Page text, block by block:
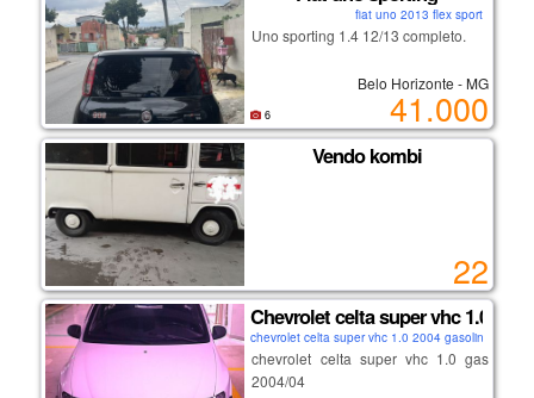
câmbio cvt imparável, trocas suaves
e consumo baixo.
computador de bordo, modo eco.
rodas de liga, ajuste de bancos,
multimídia e muito mais...
oportunidade de adquirir o melhor
da região, confira!
_______________________
fiat uno 2013 flex sport
Uno sporting 1.4 12/13 completo.
Belo Horizonte - MG
41.000
6
Vendo kombi
22
Chevrolet celta super vhc 1.0 gas
chevrolet celta super vhc 1.0 2004 gasolina hatch
chevrolet celta super vhc 1.0 gas
2004/04